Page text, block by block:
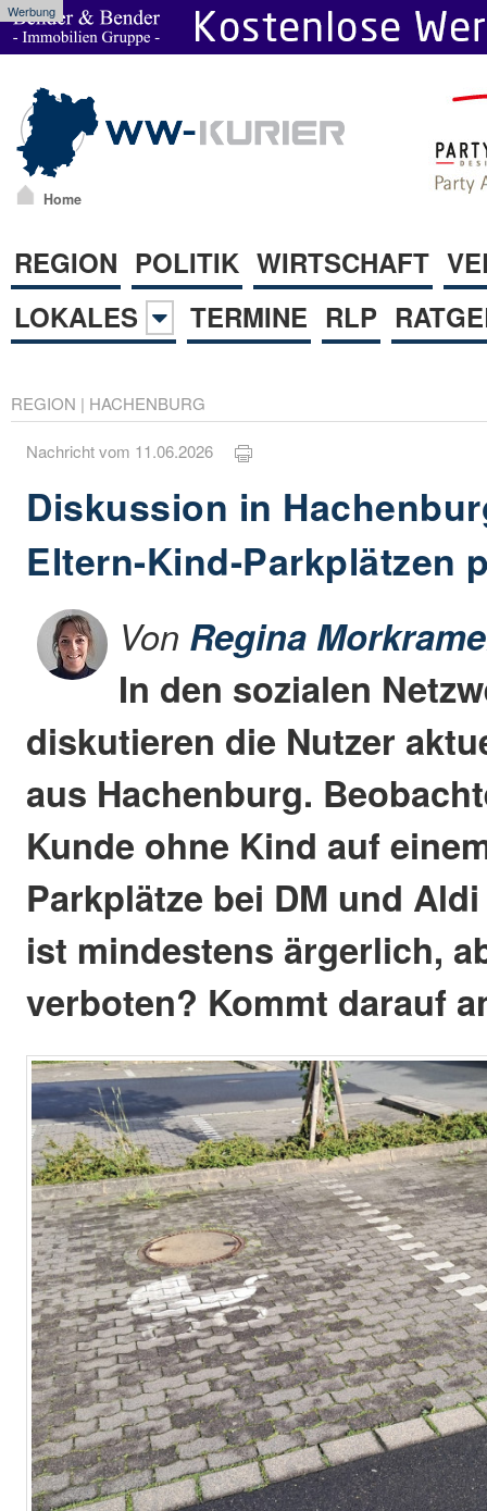
Werbung
Home
REGION POLITIK WIRTSCHAFT
LOKALES
TERMINE RLP
REGION | HACHENBURG
Nachricht vom 11.06.2026
Diskussion in
Eltern-Kind-Parkplätzen
Von Regina
In den sozialen
diskutieren die Nutzer
aus Hachenburg.
Kunde ohne Kind auf
Parkplätze bei DM und
ist mindestens ärgerlich,
verboten? Kommt darauf